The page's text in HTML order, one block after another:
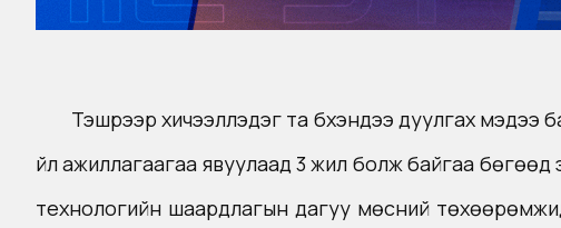
Тэшүүрээр хичээллэдэг та бүхэндээ дуулгах
үйл ажиллагаагаа явуулаад 3 жил болж байгаа
технологийн шаардлагын дагуу мөсний